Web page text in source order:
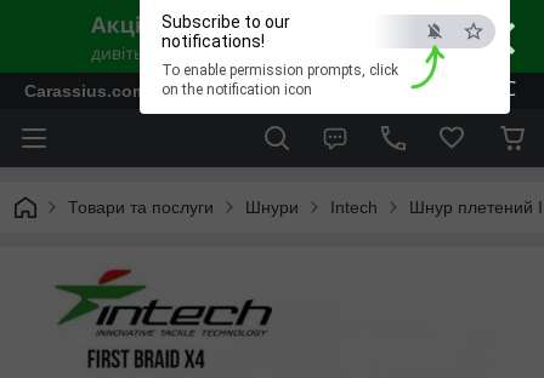
×
ESC
Subscribe to our
notifications!
To enable permission prompts, click
on the notification icon
Carassius.com.ua - Все для риболовлі та відпочинку
Товари та послуги Шнури Intech Шнур плетений